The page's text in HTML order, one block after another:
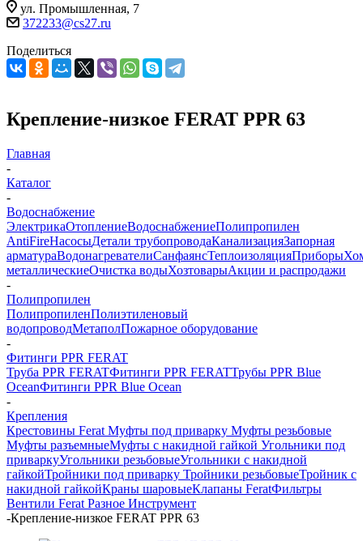
ул. Промышленная, 7
372233@cs27.ru
Поделиться
Крепление-низкое FERAT PPR 63
Главная
-
Каталог
-
Водоснабжение
ЭлектрикаОтоплениеВодоснабжениеПолипропилен
AntiFireНасосыДетали трубопроводаКанализацияЗапорная
арматураВодонагревателиСанфаянсТеплоизоляцияПриборы
металлическиеОчистка водыХозтоварыАкции и распродажи
-
Полипропилен
ПолипропиленПолиэтиленовый
водопроводМетаполПожарное оборудование
-
Фитинги PPR FERAT
Труба PPR FERATФитинги PPR FERATТрубы PPR Blue
OceanФитинги PPR Blue Ocean
-
Крепления
Крестовины Ferat Муфты под приварку Муфты резьбовые
Муфты разъемныеМуфты с накидной гайкой Угольники под
приваркуУгольники резьбовыеУгольники с накидной
гайкойТройники под приварку Тройники резьбовыеТройник с
накидной гайкойКраны шаровыеКлапаны FeratФильтры
Вентили Ferat Разное Инструмент
-Крепление-низкое FERAT PPR 63